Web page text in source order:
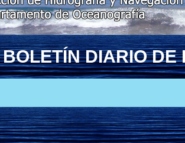
BOLETÍN DIARIO DE